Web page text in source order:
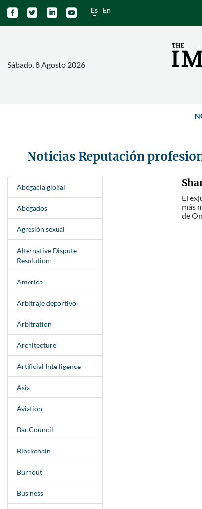
    Es En
Sábado, 8 Agosto 2026
Noticias Reputación
Abogacía global
Abogados
Agresión sexual
Alternative Dispute
Resolution
America
Arbitraje deportivo
Arbitration
Architecture
Artificial Intelligence
Asia
Aviation
Bar Council
Blockchain
Burnout
Business
El
más
de